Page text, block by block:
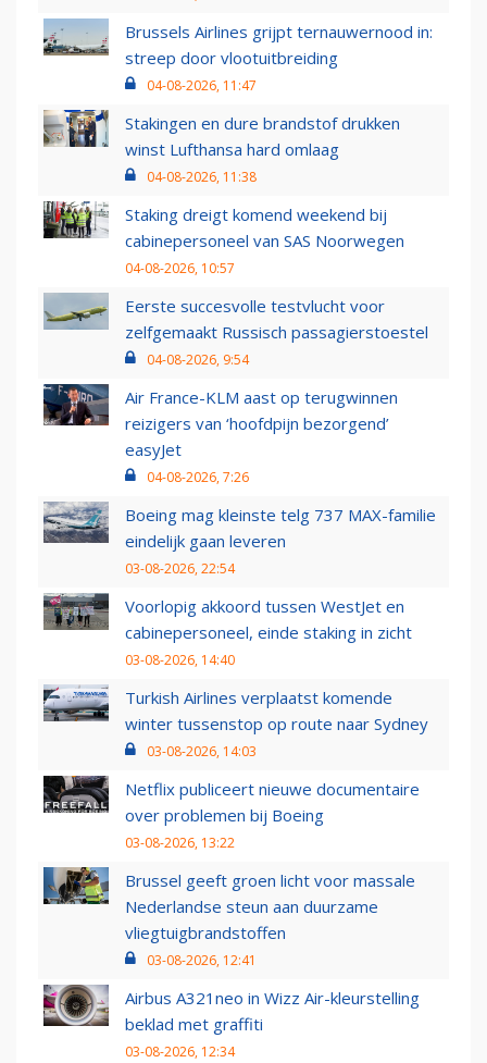
Brussels Airlines grijpt ternauwernood in:
streep door vlootuitbreiding
04-08-2026, 11:47
Stakingen en dure brandstof drukken
winst Lufthansa hard omlaag
04-08-2026, 11:38
Staking dreigt komend weekend bij
cabinepersoneel van SAS Noorwegen
04-08-2026, 10:57
Eerste succesvolle testvlucht voor
zelfgemaakt Russisch passagierstoestel
04-08-2026, 9:54
Air France-KLM aast op terugwinnen
reizigers van ‘hoofdpijn bezorgend’
easyJet
04-08-2026, 7:26
Boeing mag kleinste telg 737 MAX-familie
eindelijk gaan leveren
03-08-2026, 22:54
Voorlopig akkoord tussen WestJet en
cabinepersoneel, einde staking in zicht
03-08-2026, 14:40
Turkish Airlines verplaatst komende
winter tussenstop op route naar Sydney
03-08-2026, 14:03
Netflix publiceert nieuwe documentaire
over problemen bij Boeing
03-08-2026, 13:22
Brussel geeft groen licht voor massale
Nederlandse steun aan duurzame
vliegtuigbrandstoffen
03-08-2026, 12:41
Airbus A321neo in Wizz Air-kleurstelling
beklad met graffiti
03-08-2026, 12:34